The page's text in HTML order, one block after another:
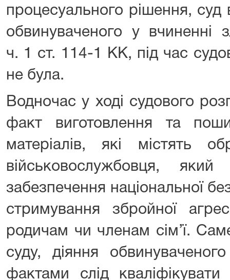
процесуального рішення, суд
обвинуваченого у вчиненні
ч. 1 ст. 114-1 КК, під час
не була.
Водночас у ході судового
факт виготовлення та
матеріалів, які містять
військовослужбовця,
забезпечення національної
стримування збройної
родичам чи членам сім’ї.
суду, діяння
фактами слід